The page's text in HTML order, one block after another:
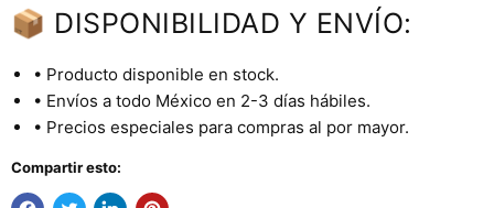
📦 DISPONIBILIDAD Y ENVÍO:
• Producto disponible en stock.
• Envíos a todo México en 2-3 días hábiles.
• Precios especiales para compras al por mayor.
Compartir esto: